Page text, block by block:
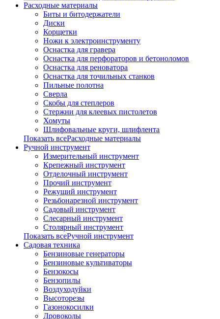
Расходные материалы
Биты и битодержатели
Диски
Корщетки
Ножи к электроинструменту
Оснастка для гравера
Оснастка для перфораторов и бетоноломов
Оснастка для реноватора
Оснастка для точильных станков
Пильные полотна
Сверла
Скобы для степлеров
Стержни для клеевых пистолетов
Хомуты
Шлифовальные круги, шлифлента
Показать всеРасходные материалы
Ручной инструмент
Измерительный инструмент
Крепежный инструмент
Отделочный инструмент
Прочий инструмент
Режущий инструмент
Резьбонарезной инструмент
Садовый инструмент
Слесарный инструмент
Столярный инструмент
Показать всеРучной инструмент
Садовая техника
Бензиновые генераторы
Бензиновые культиваторы
Бензокосы
Бензопилы
Воздуходуйки
Высоторезы
Газонокосилки
Дровоколы